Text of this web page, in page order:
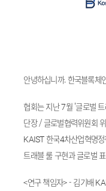
안녕하십니까. 한국블록체
협회는 지난 7월 '글로벌
단장 / 글로벌협력위원회
KAIST 한국4차산업혁명
트래블 룰 구현과 글로벌
<연구 책임자> - 김기배